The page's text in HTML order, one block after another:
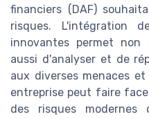
financiers (DAF)
risques. L'intégration
innovantes permet non
aussi d'analyser et de
aux diverses menaces
entreprise peut faire
des risques modernes